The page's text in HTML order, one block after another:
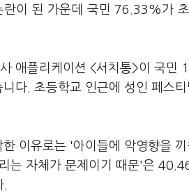
란이 된 가운데 국민 76.33%가
애플리케이션 <서치통>이 국
니다. 초등학교 인근에 성인 페스
한 이유로는 '아이들에 악영향을
는 자체가 문제이기 때문'은